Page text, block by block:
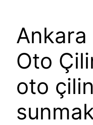
Ankara
Oto
oto